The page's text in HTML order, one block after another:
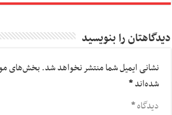
دیدگاهتان را بنویسید
نشانی ایمیل شما منتشر نخواهد شد.بخش‌های
شده‌اند*
دیدگاه*